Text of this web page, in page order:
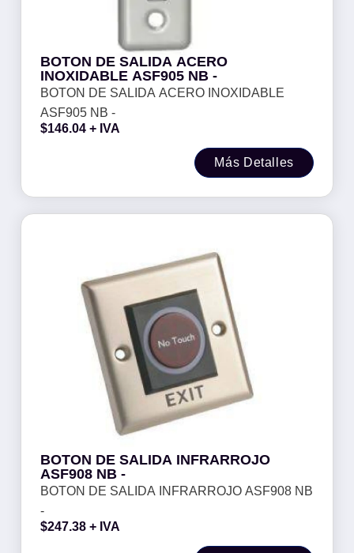
BOTON DE SALIDA ACERO
INOXIDABLE ASF905 NB -
BOTON DE SALIDA ACERO INOXIDABLE
ASF905 NB -
$146.04 + IVA
Más Detalles
BOTON DE SALIDA INFRARROJO
ASF908 NB -
BOTON DE SALIDA INFRARROJO ASF908 NB
-
$247.38 + IVA